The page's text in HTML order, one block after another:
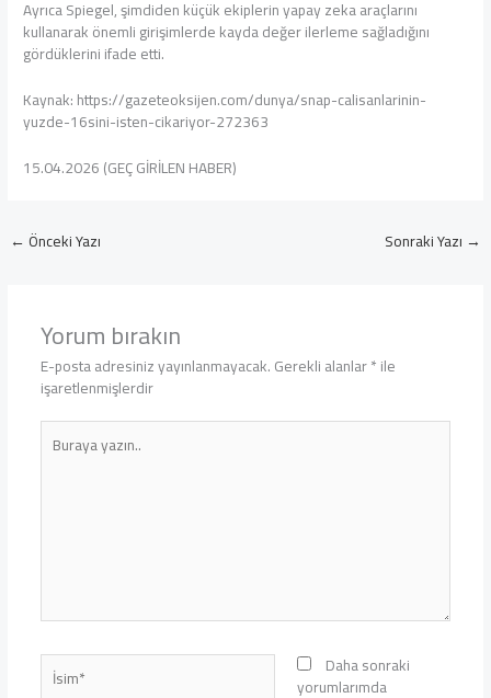
Ayrıca Spiegel, şimdiden küçük ekiplerin yapay zeka araçlarını
kullanarak önemli girişimlerde kayda değer ilerleme sağladığını
gördüklerini ifade etti.
Kaynak: https://gazeteoksijen.com/dunya/snap-calisanlarinin-
yuzde-16sini-isten-cikariyor-272363
15.04.2026 (GEÇ GİRİLEN HABER)
← Önceki Yazı Sonraki Yazı →
Yorum bırakın
E-posta adresiniz yayınlanmayacak.Gerekli alanlar*ile
işaretlenmişlerdir
Buraya
yazın..
İsim* Daha sonraki
yorumlarımda